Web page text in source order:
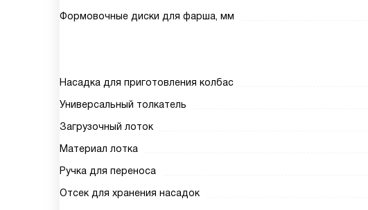
Формовочные диски для фарша, мм
Насадка для приготовления колбас
Универсальный толкатель
Загрузочный лоток
Материал лотка
Ручка для переноса
Отсек для хранения насадок